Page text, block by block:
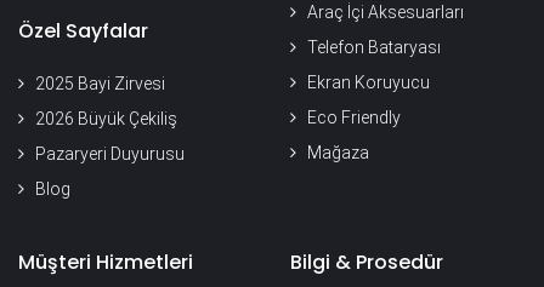
Özel Sayfalar
2025 Bayi Zirvesi
2026 Büyük Çekiliş
Pazaryeri Duyurusu
Blog
Araç İçi Aksesuarları
Telefon Bataryası
Ekran Koruyucu
Eco Friendly
Mağaza
Müşteri Hizmetleri Bilgi & Prosedür